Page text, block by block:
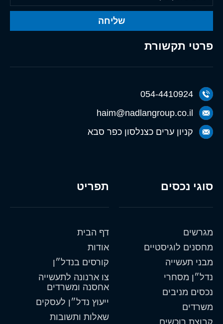
תפריט
דף הבית
אודות
קורסים בנדל״ן
צו ארנונה לתעשייה
אחסנה ומשרדים
ייעוץ נדל״ן לעסקים
שאלות ותשובות
סוגי נכסים
מגרשים
מחסנים לוגיסטיים
מבני תעשייה
נדל״ן מסחרי
נכסים מניבים
משרדים
פרטי תקשורת
054-4410924
haim@nadlangroup.co.il
קניון ערים כצנלסון כפר סבא
שליחה